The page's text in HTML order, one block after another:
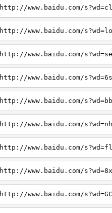
http://www.baidu.com/
http://www.baidu.com/
http://www.baidu.com/
http://www.baidu.com/
http://www.baidu.com/
http://www.baidu.com/
http://www.baidu.com/
http://www.baidu.com/
http://www.baidu.com/